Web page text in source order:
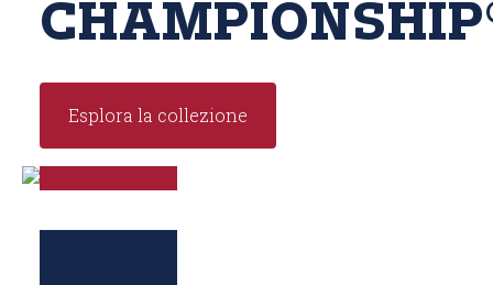
Esplora la collezione